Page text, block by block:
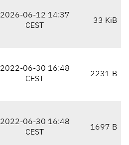
2026-06-12 14:37
CEST
33 KiB
2022-06-30 16:48
CEST
2231 B
2022-06-30 16:48
CEST
1697 B